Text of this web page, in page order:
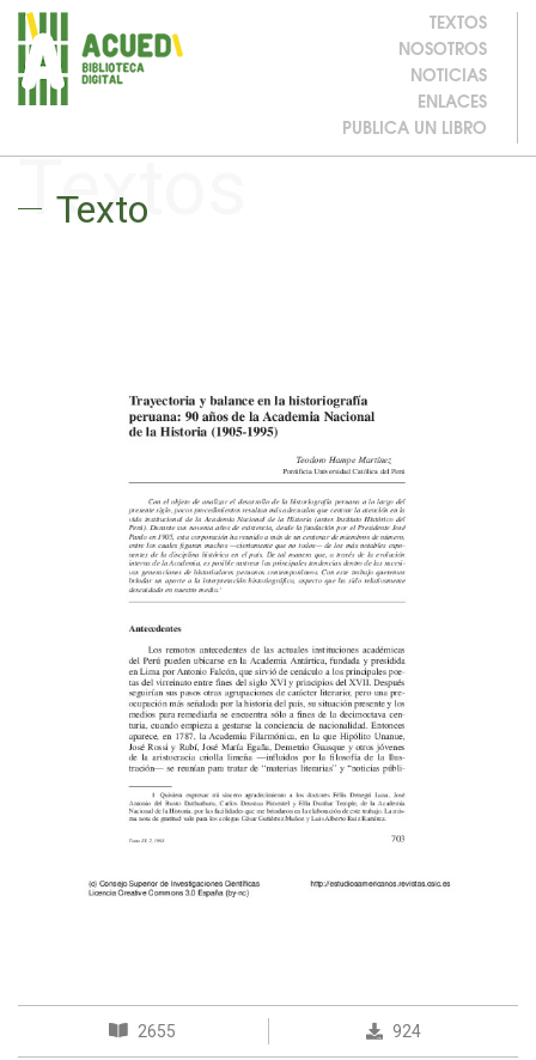
TEXTOS
NOSOTROS
NOTICIAS
ENLACES
PUBLICA UN LIBRO
Textos
Texto
2655 924